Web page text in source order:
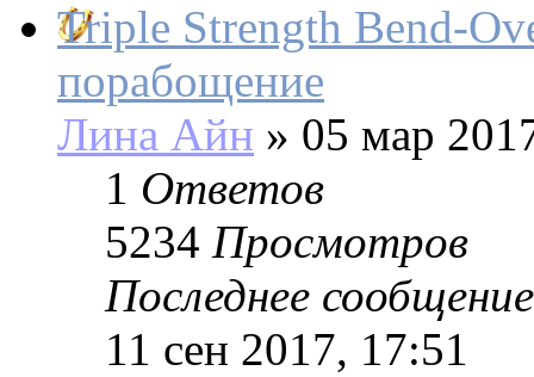
Triple Strength Bend-
порабощение
Лина Айн » 05 мар
1 Ответов
5234 Просмотров
Последнее сообщение
11 сен 2017, 17:51